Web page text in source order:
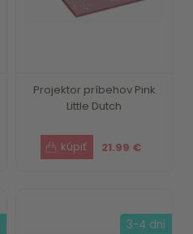
Projektor príbehov Pink
Little Dutch
21.99 €
3-4 dni